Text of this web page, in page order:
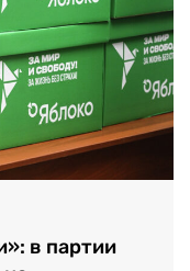
в партии